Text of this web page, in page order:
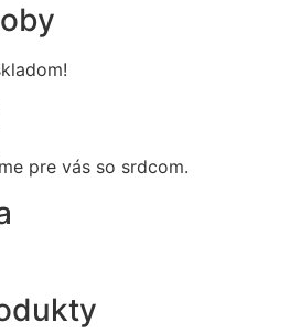
pre vás so srdcom.